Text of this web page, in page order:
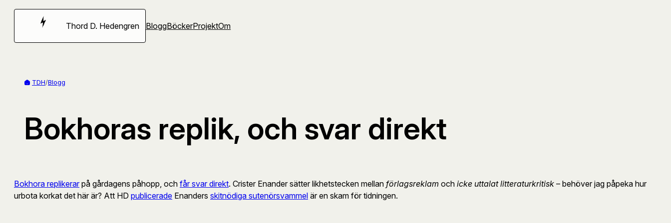
Hoppa
Thord D. Hedengren BloggBöckerProjektOm
TDH/Blogg
Bokhoras replik, och svar direkt
Bokhora replikerar på gårdagens påhopp, och får svar direkt. Crister Enander sätter likhetstecken mellan förlagsreklam och icke uttalat litteraturkritisk – behöver jag påpeka hur
urbota korkat det här är? Att HD publicerade Enanders skitnödiga sutenörsvammel är en skam för tidningen.